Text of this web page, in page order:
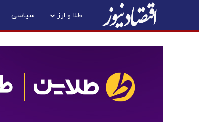
طلا و ارز سیاسی